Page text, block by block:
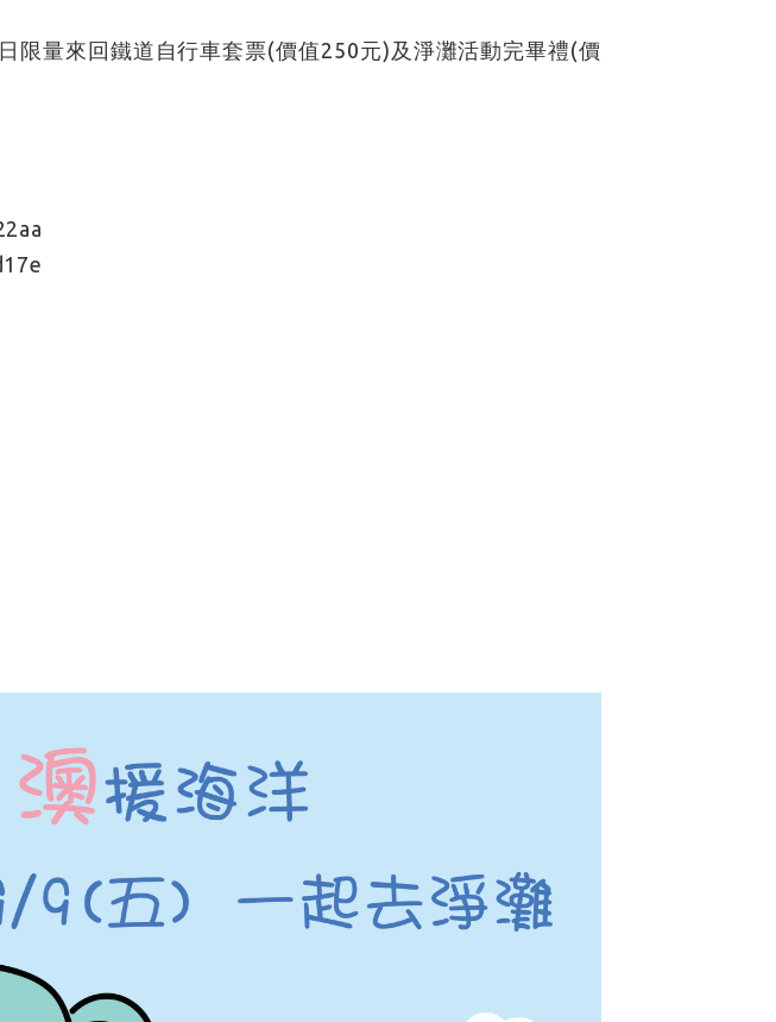
限量來回鐵道自行車套票(價值250元)及淨灘活動完畢禮(價